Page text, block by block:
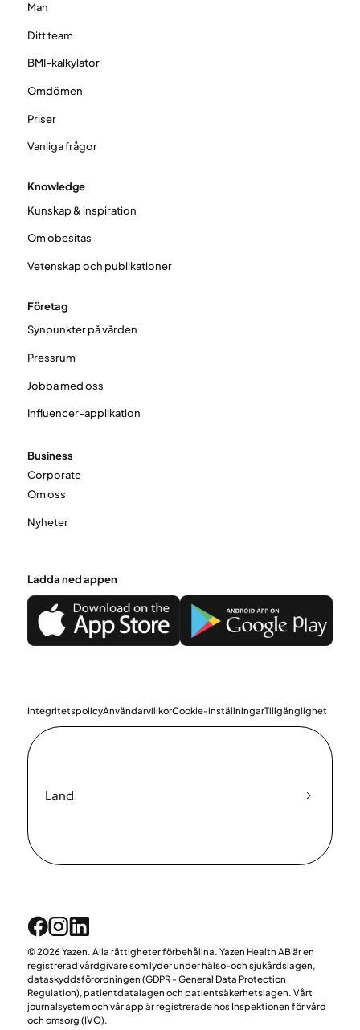
Man
Ditt team
BMI-kalkylator
Omdömen
Priser
Vanliga frågor
Knowledge
Kunskap & inspiration
Om obesitas
Vetenskap och publikationer
Företag
Synpunkter på vården
Pressrum
Jobba med oss
Influencer-applikation
Business
Corporate
Om oss
Nyheter
Ladda ned appen
IntegritetspolicyAnvändarvillkorCookie-inställningarTillgänglighet
Land
© 2026 Yazen. Alla rättigheter förbehållna. Yazen Health AB är en
registrerad vårdgivare som lyder under hälso-och sjukårdslagen,
dataskyddsförordningen (GDPR - General Data Protection
Regulation), patientdatalagen och patientsäkerhetslagen. Vårt
journalsystem och vår app är registrerade hos Inspektionen för vård
och omsorg (IVO).